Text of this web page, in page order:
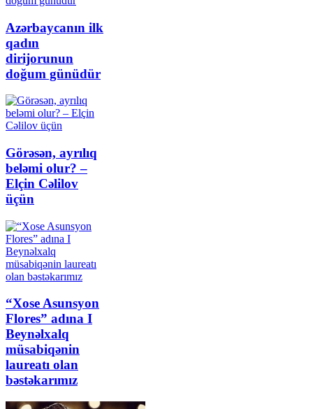
Azərbaycanın ilk
qadın
dirijorunun
doğum günüdür
Görəsən, ayrılıq
beləmi olur? –
Elçin Cəlilov
üçün
“Xose Asunsyon
Flores” adına I
Beynəlxalq
müsabiqənin
laureatı olan
bəstəkarımız